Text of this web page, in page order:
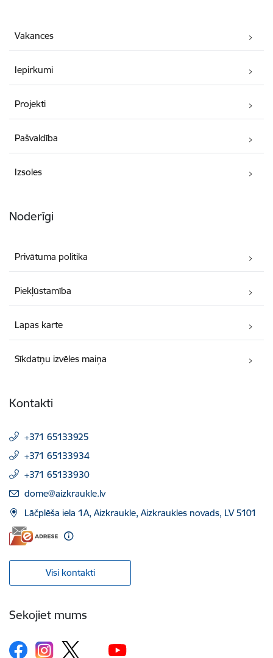
Vakances
Iepirkumi
Projekti
Pašvaldība
Izsoles
Noderīgi
Privātuma politika
Piekļūstamība
Lapas karte
Sīkdatņu izvēles maiņa
Kontakti
+371 65133925
+371 65133934
+371 65133930
E-pasts:
dome@aizkraukle.lv
Lāčplēša iela 1A, Aizkraukle, Aizkraukles novads, LV 5101
Visi kontakti
Sekojiet mums